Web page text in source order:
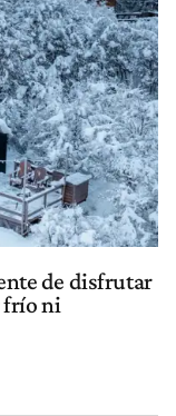
de disfrutar
frío ni